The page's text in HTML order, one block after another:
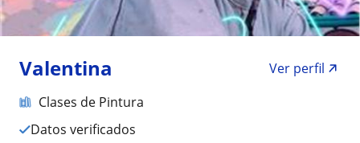
Valentina
Ver perfil
Clases de Pintura
Datos verificados